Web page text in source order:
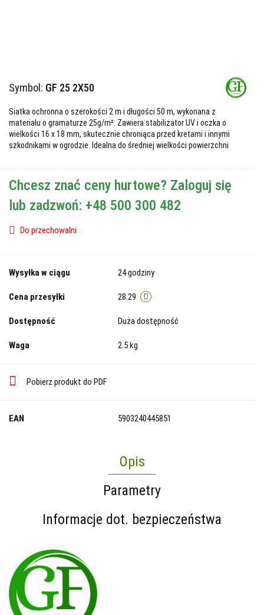
Symbol: GF 25 2X50
Siatka ochronna o szerokości 2 m i długości 50 m, wykonana z
materiału o gramaturze 25g/m². Zawiera stabilizator UV i oczka o
wielkości 16 x 18 mm, skutecznie chroniąca przed kretami i innymi
szkodnikami w ogrodzie. Idealna do średniej wielkości powierzchni
Chcesz znać ceny hurtowe? Zaloguj się
lub zadzwoń: +48 500 300 482
Do przechowalni
Wysyłka w ciągu 24 godziny
Cena przesyłki 28.29
Dostępność Duża dostępność
Waga 2.5 kg
Pobierz produkt do PDF
EAN 5903240445851
Opis
Parametry
Informacje dot. bezpieczeństwa